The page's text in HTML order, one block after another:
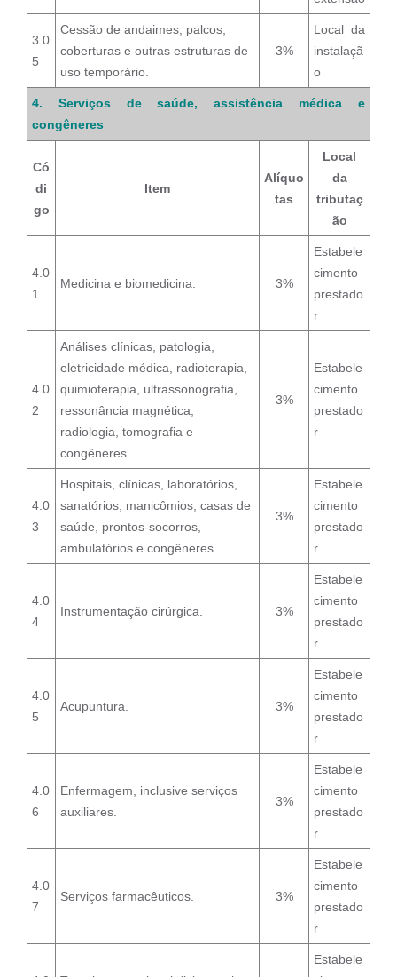
3.0
5
Cessão de andaimes, palcos,
coberturas e outras estruturas de
uso temporário.
3%
Local da
instalaçã
o
4. Serviços de saúde, assistência médica e
congêneres
Có
di
go
Item
Alíquo
tas
Local
da
tributaç
ão
4.0
1
Medicina e biomedicina. 3%
Estabele
cimento
prestado
r
4.0
2
Análises clínicas, patologia,
eletricidade médica, radioterapia,
quimioterapia, ultrassonografia,
ressonância magnética,
radiologia, tomografia e
congêneres.
3%
Estabele
cimento
prestado
r
4.0
3
Hospitais, clínicas, laboratórios,
sanatórios, manicômios, casas de
saúde, prontos-socorros,
ambulatórios e congêneres.
3%
Estabele
cimento
prestado
r
4.0
4
Instrumentação cirúrgica. 3%
Estabele
cimento
prestado
r
4.0
5
Acupuntura. 3%
Estabele
cimento
prestado
r
4.0
6
Enfermagem, inclusive serviços
auxiliares.
3%
Estabele
cimento
prestado
r
4.0
7
Serviços farmacêuticos. 3%
Estabele
cimento
prestado
r
Estabele